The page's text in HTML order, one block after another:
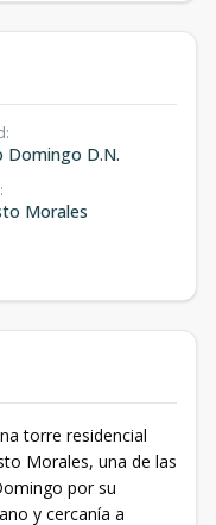
:
Domingo D.N.
:
Morales
torre residencial
Morales, una de las
por su
y cercanía a